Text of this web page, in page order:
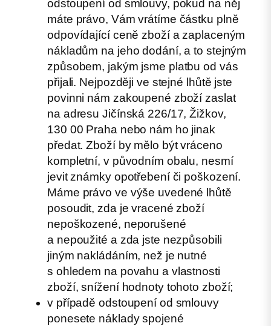
odstoupení od smlouvy, pokud na něj
máte právo, Vám vrátíme částku plně
odpovídající ceně zboží a zaplaceným
nákladům na jeho dodání, a to stejným
způsobem, jakým jsme platbu od vás
přijali. Nejpozději ve stejné lhůtě jste
povinni nám zakoupené zboží zaslat
na adresu Jičínská 226/17, Žižkov,
130 00 Praha nebo nám ho jinak
předat. Zboží by mělo být vráceno
kompletní, v původním obalu, nesmí
jevit známky opotřebení či poškození.
Máme právo ve výše uvedené lhůtě
posoudit, zda je vracené zboží
nepoškozené, neporušené
a nepoužité a zda jste nezpůsobili
jiným nakládáním, než je nutné
s ohledem na povahu a vlastnosti
zboží, snížení hodnoty tohoto zboží;
v případě odstoupení od smlouvy
ponesete náklady spojené